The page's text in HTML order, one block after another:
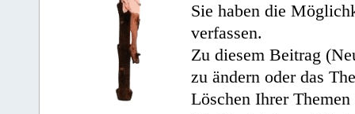
Sie haben die
verfassen.
Zu diesem Beitrag
zu ändern oder das
Löschen Ihrer